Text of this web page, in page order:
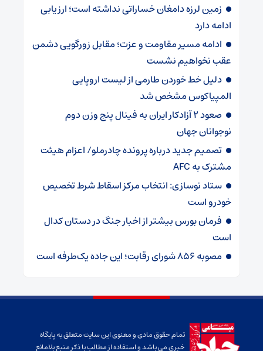
زمین لرزه دامغان خساراتی نداشته است؛ ارزیابی
ادامه دارد
ادامه مسیر مقاومت و عزت؛ مقابل زورگویی دشمن
عقب نخواهیم نشست
دلیل خط خوردن طارمی از لیست اروپایی
المپیاکوس مشخص شد
صعود ۲ آزادکار ایران به فینال پنج وزن دوم
نوجوانان جهان
تصمیم جدید درباره پرونده چادرملو/ اعزام هیئت
مشترک به AFC
ستاد نوسازی: انتخاب مرکز اسقاط شرط تخصیص
خودرو است
فرمان بورس بیشتر از اخبار جنگ در دستان کدال
است
مصوبه ۸۵۶ شورای رقابت؛ این جاده یک‌طرفه است
تمام حقوق مادی و معنوی این سایت متعلق به پایگاه
خبری می باشد و استفاده از مطالب با ذکر منبع بلامانع